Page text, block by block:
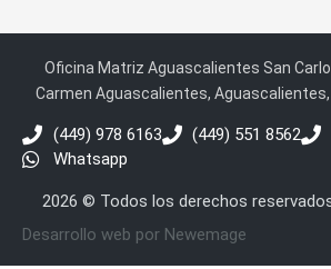
Oficina Matriz Aguascalientes San
Carmen Aguascalientes, Aguascalientes,
(449) 978 6163 (449) 551 8562
Whatsapp
2026 © Todos los derechos
Desarrollo web por Newemage